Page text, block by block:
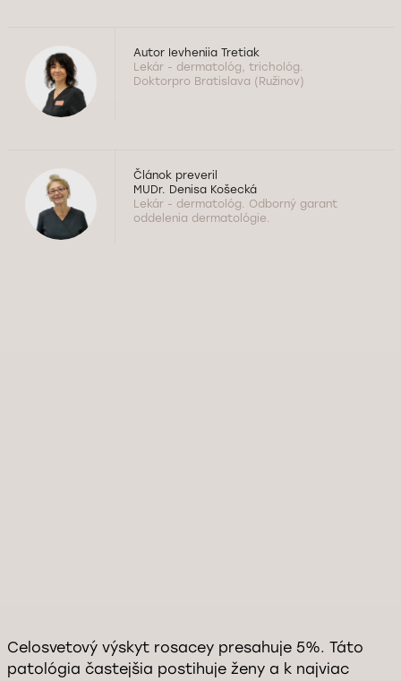
Autor Ievheniia Tretiak
Lekár - dermatológ, trichológ.
Doktorpro Bratislava (Ružinov)
Článok preveril
MUDr. Denisa Košecká
Lekár - dermatológ. Odborný garant
oddelenia dermatológie.
Celosvetový výskyt rosacey presahuje 5%. Táto
patológia častejšia postihuje ženy a k najviac